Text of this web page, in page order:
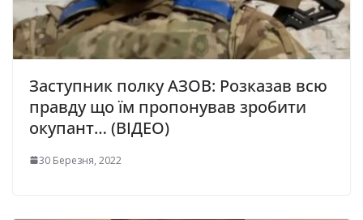
Заступник полку АЗОВ: Розказав всю
правду що їм пропонував зробити
окупант… (ВІДЕО)
30 Березня, 2022